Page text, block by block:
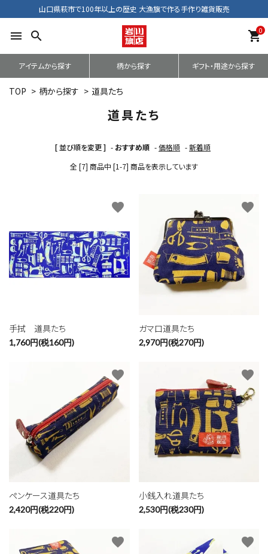
山口県萩市で100年以上の歴史 大漁旗で作る手作り雑貨販売
menu search 0
shopping_cart
アイテムから探す 柄から探す ギフト・用途から探す
TOP > 柄から探す > 道具たち
道具たち
[ 並び順を変更 ] - おすすめ順 -価格順 -新着順
全 [7] 商品中 [1-7] 商品を表示しています
手拭 道具たち
1,760円(税160円)
favorite
ガマ口道具たち
2,970円(税270円)
favorite
ペンケース道具たち
2,420円(税220円)
favorite
小銭入れ道具たち
2,530円(税230円)
favorite
favorite favorite
キーワード